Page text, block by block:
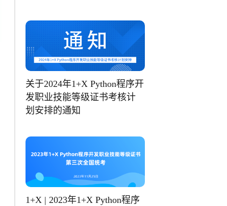
关于2024年1+X Python程序开
发职业技能等级证书考核计
划安排的通知
1+X | 2023年1+X Python程序